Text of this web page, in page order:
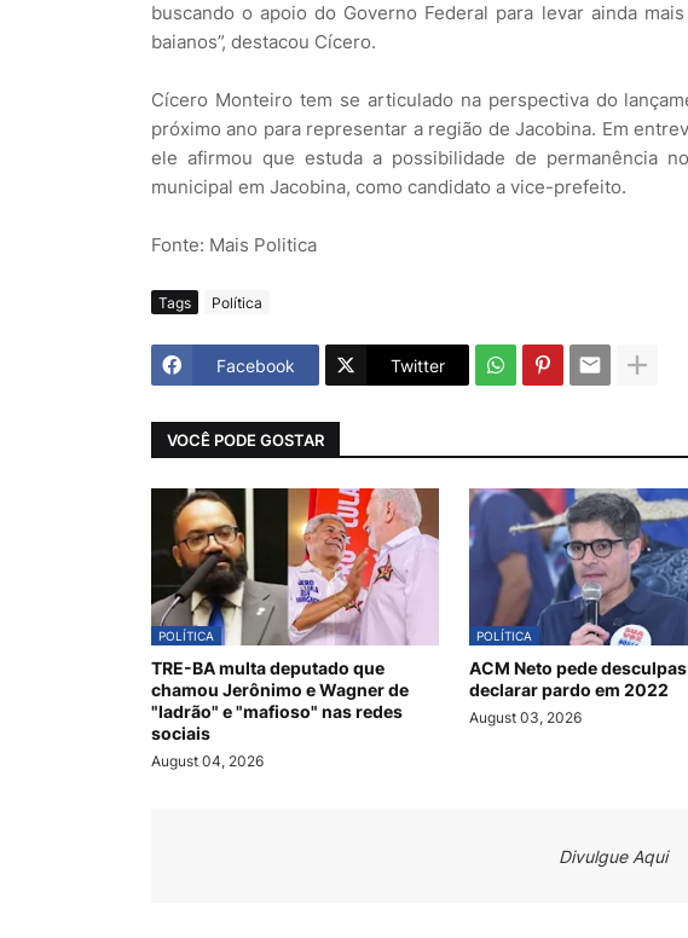
buscando o apoio do Governo Federal para levar ainda
baianos”, destacou Cícero.
Cícero Monteiro tem se articulado na perspectiva do
próximo ano para representar a região de Jacobina. Em
ele afirmou que estuda a possibilidade de permanência
municipal em Jacobina, como candidato a vice-prefeito.
Fonte: Mais Politica
Tags Política
Facebook Twitter
VOCÊ PODE GOSTAR
POLÍTICA
TRE-BA multa deputado que
chamou Jerônimo e Wagner de
"ladrão" e "mafioso" nas redes
sociais
August 04, 2026
POLÍTICA
ACM Neto pede
declarar pardo em 2022
August 03, 2026
Divulgue Aqui